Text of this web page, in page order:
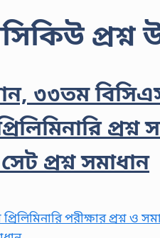
প্রশ্ন
৩৩তম বিসিএস
প্রশ্ন সমাধান